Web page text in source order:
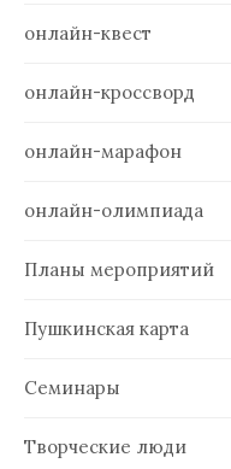
онлайн-квест
онлайн-кроссворд
онлайн-марафон
онлайн-олимпиада
Планы мероприятий
Пушкинская карта
Семинары
Творческие люди